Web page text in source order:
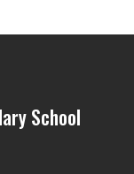
School